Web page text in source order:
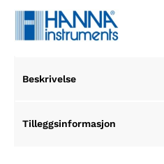
antall
Beskrivelse
Tilleggsinformasjon